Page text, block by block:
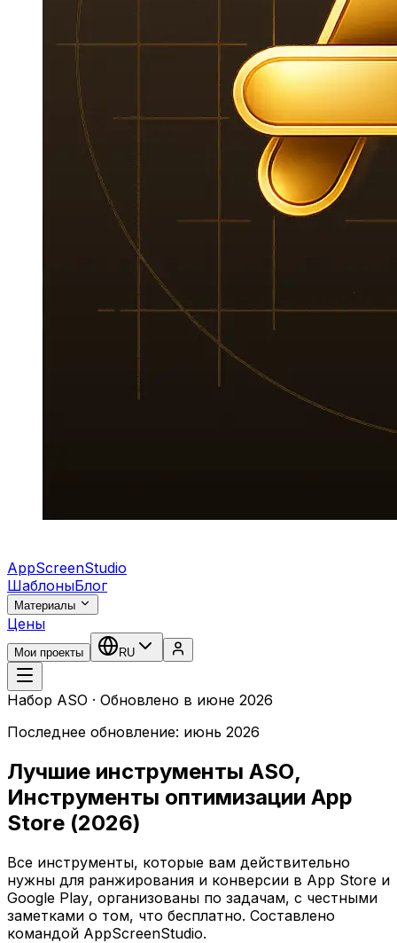
AppScreenStudio
ШаблоныБлог
Материалы
Цены
Мои проекты RU
Набор ASO · Обновлено в июне 2026
Последнее обновление: июнь 2026
Лучшие инструменты ASO,
Инструменты оптимизации App
Store (2026)
Все инструменты, которые вам действительно
нужны для ранжирования и конверсии в App Store и
Google Play, организованы по задачам, с честными
заметками о том, что бесплатно. Составлено
командой AppScreenStudio.